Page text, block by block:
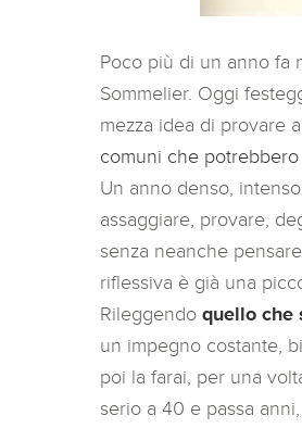
Poco più di un anno fa
Sommelier. Oggi
mezza idea di provare
comuni che potrebbero
Un anno denso,
assaggiare, provare,
senza neanche
riflessiva è già una
Rileggendo quello che
un impegno costante,
poi la farai, per una
serio a 40 e passa